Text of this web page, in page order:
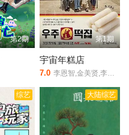
第2期 第1期
宇宙年糕店
7.0 李恩智,金美贤,李泳知,安宥真
综艺 大陆综艺